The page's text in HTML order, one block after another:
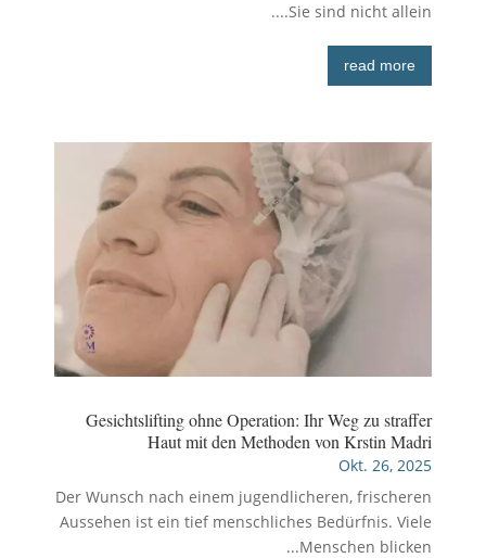
Sie sind nicht allein....
read more
Gesichtslifting ohne Operation: Ihr Weg zu straffer
Haut mit den Methoden von Krstin Madri
Okt. 26, 2025
Der Wunsch nach einem jugendlicheren, frischeren
Aussehen ist ein tief menschliches Bedürfnis. Viele
Menschen blicken...